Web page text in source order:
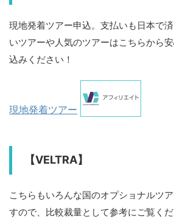
現地発着ツアー申込。支払いも日本で
いツアーや人気のツアーはこちらから
込みください！
現地発着ツアー
【VELTRA】
こちらもいろんな国のオプショナルツ
すので、比較裁量として参考にご覧くだ